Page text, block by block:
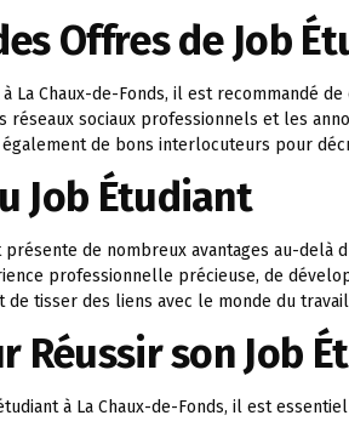
Offres de Job
La Chaux-de-Fonds, il est recommandé
réseaux sociaux professionnels et les
de bons interlocuteurs pour
Job Étudiant
de nombreux avantages au-delà
professionnelle précieuse, de
tisser des liens avec le monde du
Réussir son Job
à La Chaux-de-Fonds, il est